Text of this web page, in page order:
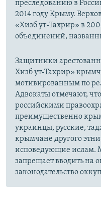
преследованию в
2014 году Крыму.
«Хизб ут-Тахрир» в
объединений,
Защитники
Хизб ут-Тахрир»
мотивированным по
Адвокаты отмечают,
российскими
преимущественно
украинцы, русские,
крымчане другого
исповедующие ислам.
запрещает вводить на
законодательство